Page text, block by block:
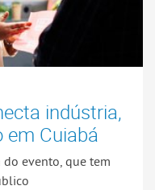
indústria,
em Cuiabá
evento, que tem